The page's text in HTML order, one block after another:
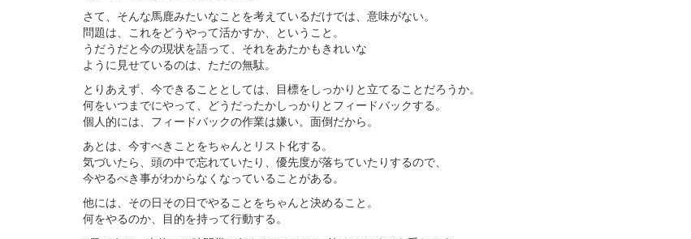
さて、そんな馬鹿みたいなことを考えているだけでは、意味がない。
問題は、これをどうやって活かすか、ということ。
うだうだと今の現状を語って、それをあたかもきれいな
ように見せているのは、ただの無駄。
とりあえず、今できることとしては、目標をしっかりと立てることだろうか。
何をいつまでにやって、どうだったかしっかりとフィードバックする。
個人的には、フィードバックの作業は嫌い。面倒だから。
あとは、今すべきことをちゃんとリスト化する。
気づいたら、頭の中で忘れていたり、優先度が落ちていたりするので、
今やるべき事がわからなくなっていることがある。
他には、その日その日でやることをちゃんと決めること。
何をやるのか、目的を持って行動する。